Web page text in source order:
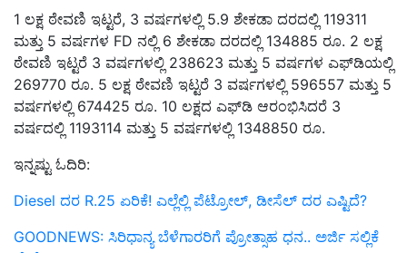
1 ಲಕ್ಷ ಠೇವಣಿ ಇಟ್ಟರೆ, 3 ವರ್ಷಗಳಲ್ಲಿ 5.9 ಶೇಕಡಾ ದರದಲ್ಲಿ 119311
ಮತ್ತು 5 ವರ್ಷಗಳ FD ನಲ್ಲಿ 6 ಶೇಕಡಾ ದರದಲ್ಲಿ 134885 ರೂ. 2 ಲಕ್ಷ
ಠೇವಣಿ ಇಟ್ಟರೆ 3 ವರ್ಷಗಳಲ್ಲಿ 238623 ಮತ್ತು 5 ವರ್ಷಗಳ ಎಫ್‌ಡಿಯಲ್ಲಿ
269770 ರೂ. 5 ಲಕ್ಷ ಠೇವಣಿ ಇಟ್ಟರೆ 3 ವರ್ಷಗಳಲ್ಲಿ 596557 ಮತ್ತು 5
ವರ್ಷಗಳಲ್ಲಿ 674425 ರೂ. 10 ಲಕ್ಷದ ಎಫ್‌ಡಿ ಆರಂಭಿಸಿದರೆ 3
ವರ್ಷದಲ್ಲಿ 1193114 ಮತ್ತು 5 ವರ್ಷಗಳಲ್ಲಿ 1348850 ರೂ.
ಇನ್ನಷ್ಟು ಓದಿರಿ:
Diesel ದರ R.25 ಏರಿಕೆ! ಎಲ್ಲೆಲ್ಲಿ ಪೆಟ್ರೋಲ್, ಡೀಸೆಲ್ ದರ ಎಷ್ಟಿದೆ?
GOODNEWS: ಸಿರಿಧಾನ್ಯ ಬೆಳೆಗಾರರಿಗೆ ಪ್ರೋತ್ಸಾಹ ಧನ.. ಅರ್ಜಿ ಸಲ್ಲಿಕೆ